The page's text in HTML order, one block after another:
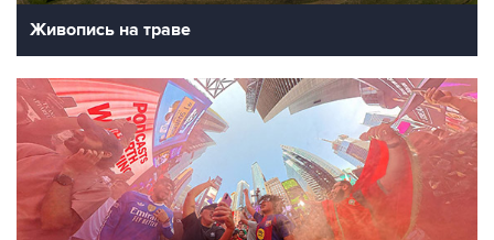
Живопись на траве